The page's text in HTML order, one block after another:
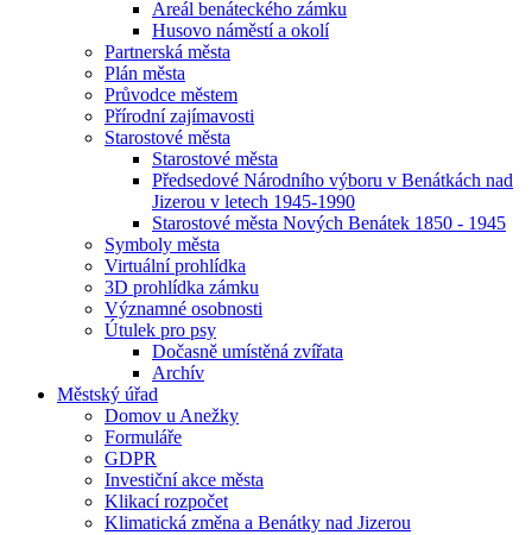
Areál benáteckého zámku
Husovo náměstí a okolí
Partnerská města
Plán města
Průvodce městem
Přírodní zajímavosti
Starostové města
Starostové města
Předsedové Národního výboru v Benátkách nad
Jizerou v letech 1945-1990
Starostové města Nových Benátek 1850 - 1945
Symboly města
Virtuální prohlídka
3D prohlídka zámku
Významné osobnosti
Útulek pro psy
Dočasně umístěná zvířata
Archív
Městský úřad
Domov u Anežky
Formuláře
GDPR
Investiční akce města
Klikací rozpočet
Klimatická změna a Benátky nad Jizerou